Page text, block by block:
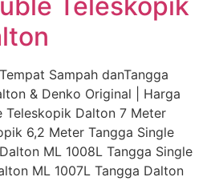
Sampah danTangga
& Denko Original | Harga
Teleskopik Dalton 7 Meter
6,2 Meter Tangga Single
ML 1008L Tangga Single
ML 1007L Tangga Dalton